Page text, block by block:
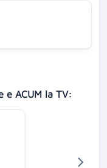
e ACUM la TV: